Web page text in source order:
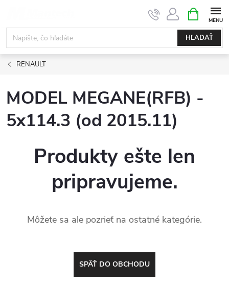
obsah
HĽADAŤ
KOŠÍK
RENAULT
MODEL MEGANE(RFB) -
5x114.3 (od 2015.11)
Produkty ešte len
pripravujeme.
Môžete sa ale pozrieť na ostatné kategórie.
SPÄŤ DO OBCHODU